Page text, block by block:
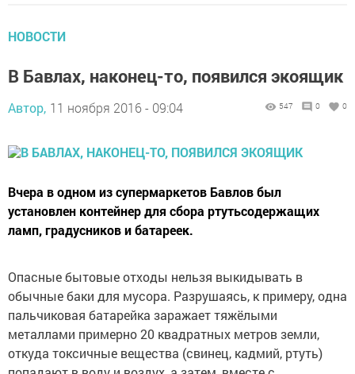
НОВОСТИ
В Бавлах, наконец-то, появился экоящик
Автор, 11 ноября 2016 - 09:04 547 0 0
Вчера в одном из супермаркетов Бавлов был
установлен контейнер для сбора ртутьсодержащих
ламп, градусников и батареек.
Опасные бытовые отходы нельзя выкидывать в
обычные баки для мусора. Разрушаясь, к примеру, одна
пальчиковая батарейка заражает тяжёлыми
металлами примерно 20 квадратных метров земли,
откуда токсичные вещества (свинец, кадмий, ртуть)